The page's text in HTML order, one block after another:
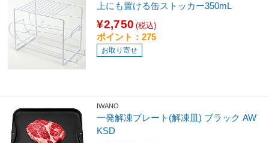
上にも置ける缶ストッカー350mL
¥2,750 (税込)
ポイント：275
お取り寄せ
IWANO
一発解凍プレート(解凍皿) ブラック AW
KSD